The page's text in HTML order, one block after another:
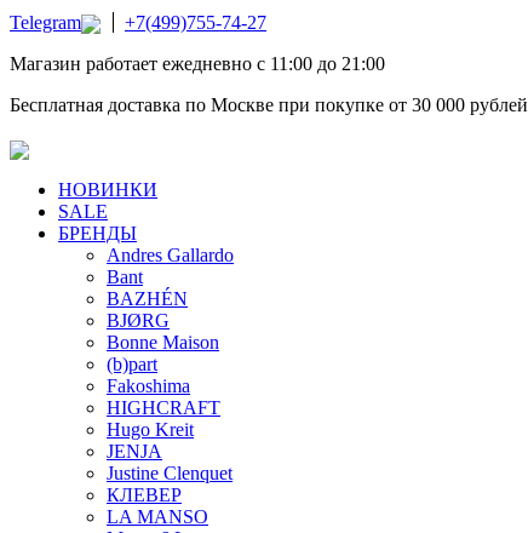
Telegram
+7(499)755-74-27
Магазин работает ежедневно с 11:00 до 21:00
Бесплатная доставка по Москве при покупке от 30 000 рублей
НОВИНКИ
SALE
БРЕНДЫ
Andres Gallardo
Bant
BAZHÉN
BJØRG
Bonne Maison
(b)part
Fakoshima
HIGHCRAFT
Hugo Kreit
JENJA
Justine Clenquet
КЛЕВЕР
LA MANSO